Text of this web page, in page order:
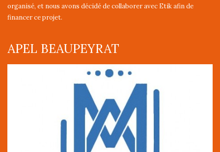
organisé, et nous avons décidé de collaborer avec Etik afin de
financer ce projet.
APEL BEAUPEYRAT